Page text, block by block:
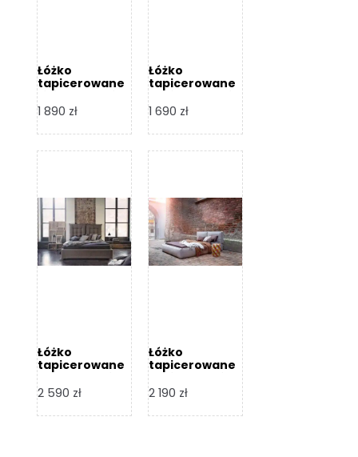
Łóżko
tapicerowane
Design
1 890 zł
Łóżko
tapicerowane
Design
1 690 zł
Łóżko
tapicerowane
Design
2 590 zł
Łóżko
tapicerowane
Design
2 190 zł